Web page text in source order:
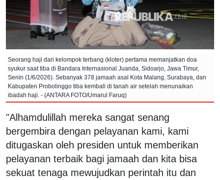
Seorang haji dari kelompok terbang (kloter) pertama memanjatkan doa
syukur saat tiba di Bandara Internasional Juanda, Sidoarjo, Jawa Timur,
Senin (1/6/2026). Sebanyak 378 jamaah asal Kota Malang, Surabaya, dan
Kabupaten Probolinggo tiba kembali di tanah air setelah menunaikan
ibadah haji. - (ANTARA FOTO/Umarul Faruq)
"Alhamdulillah mereka sangat senang
bergembira dengan pelayanan kami, kami
ditugaskan oleh presiden untuk memberikan
pelayanan terbaik bagi jamaah dan kita bisa
sekuat tenaga mewujudkan perintah itu dan